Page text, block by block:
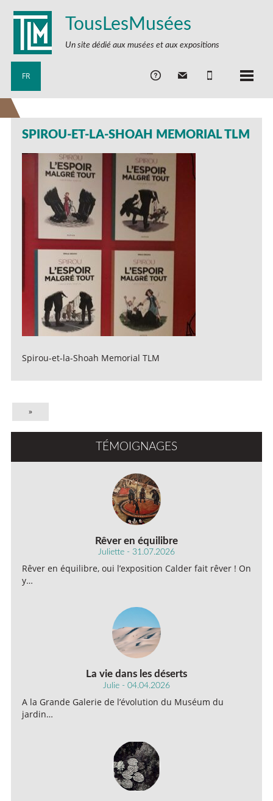
TousLesMusées
Un site dédié aux musées et aux expositions
FR
SPIROU-ET-LA-SHOAH MEMORIAL TLM
Spirou-et-la-Shoah Memorial TLM
»
TÉMOIGNAGES
Rêver en équilibre
Juliette - 31.07.2026
Rêver en équilibre, oui l’exposition Calder fait rêver ! On
y…
La vie dans les déserts
Julie - 04.04.2026
A la Grande Galerie de l’évolution du Muséum du
jardin…